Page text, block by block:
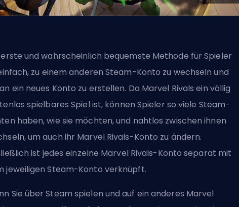
und wahrscheinlich bequemste Methode für Spieler
zu einem anderen Steam-Konto zu wechseln und
ein neues Konto zu erstellen. Da Marvel Rivals ein völlig
spielbares Spiel ist, können Spieler so viele Steam-
haben, wie sie möchten, und nahtlos zwischen ihnen
um auch ihr Marvel Rivals-Konto zu ändern.
ist jedes einzelne Marvel Rivals-Konto separat mit
jeweiligen Steam-Konto verknüpft.
Sie über Steam spielen und auf ein anderes Marvel